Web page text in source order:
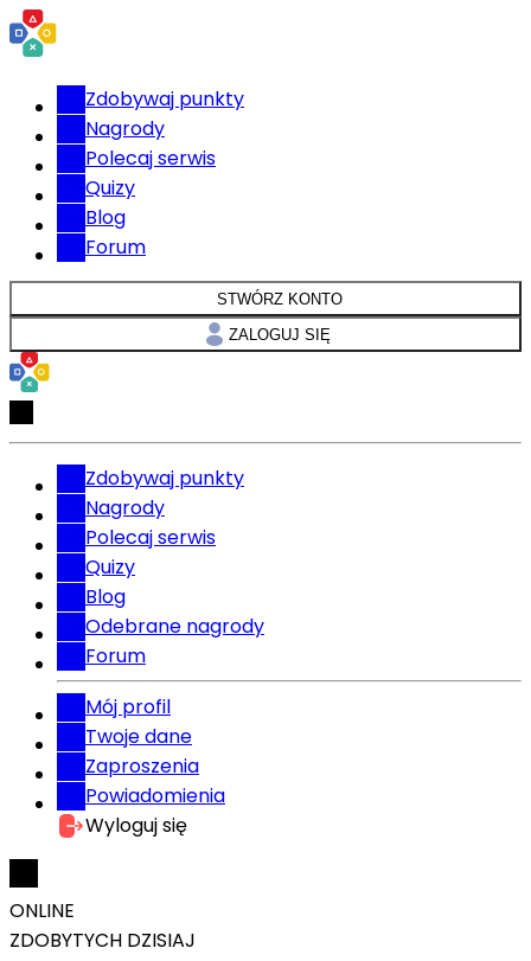
Zdobywaj punkty
Nagrody
Polecaj serwis
Quizy
Blog
Forum
STWÓRZ KONTO
ZALOGUJ SIĘ
Zdobywaj punkty
Nagrody
Polecaj serwis
Quizy
Blog
Odebrane nagrody
Forum
Mój profil
Twoje dane
Zaproszenia
Powiadomienia
Wyloguj się
ONLINE
ZDOBYTYCH DZISIAJ